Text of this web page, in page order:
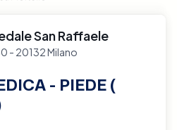
San Raffaele
- 20132 Milano
- PIEDE (